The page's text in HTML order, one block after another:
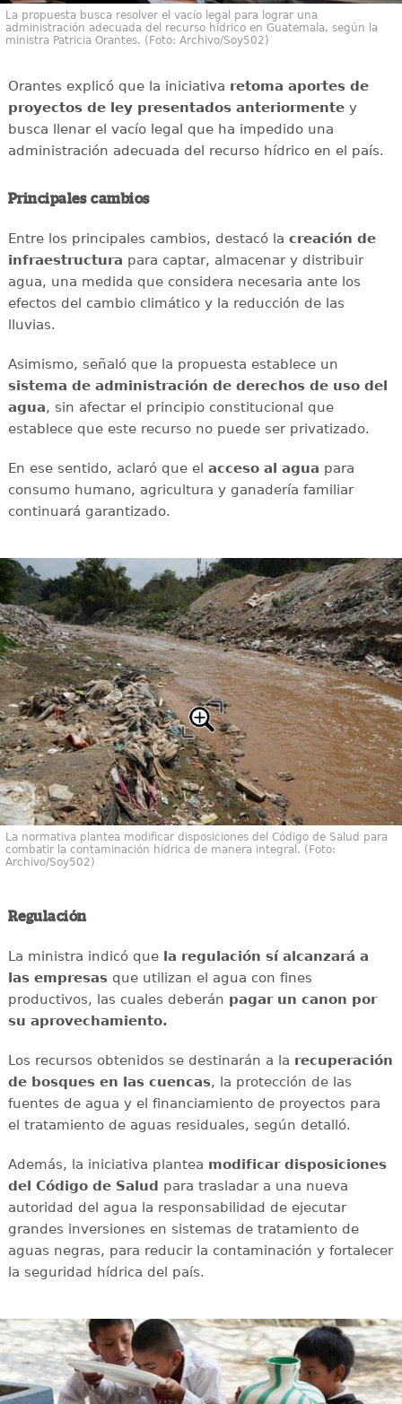
La propuesta busca resolver el vacío legal para lograr una
administración adecuada del recurso hídrico en Guatemala, según la
ministra Patricia Orantes. (Foto: Archivo/Soy502)
Orantes explicó que la iniciativa retoma aportes de
proyectos de ley presentados anteriormentey
busca llenar el vacío legal que ha impedido una
administración adecuada del recurso hídrico en el país.
Principales cambios
Entre los principales cambios, destacó la creación de
infraestructura para captar, almacenar y distribuir
agua, una medida que considera necesaria ante los
efectos del cambio climático y la reducción de las
lluvias.
Asimismo, señaló que la propuesta establece un
sistema de administración de derechos de uso del
agua, sin afectar el principio constitucional que
establece que este recurso no puede ser privatizado.
En ese sentido, aclaró que el acceso al agua para
consumo humano, agricultura y ganadería familiar
continuará garantizado.
La normativa plantea modificar disposiciones del Código de Salud para
combatir la contaminación hídrica de manera integral. (Foto:
Archivo/Soy502)
Regulación
La ministra indicó que la regulación sí alcanzará a
las empresasque utilizan el agua con fines
productivos, las cuales deberán pagar un canon por
su aprovechamiento.
Los recursos obtenidos se destinarán a la recuperación
de bosques en las cuencas, la protección de las
fuentes de agua y el financiamiento de proyectos para
el tratamiento de aguas residuales, según detalló.
Además, la iniciativa plantea modificar disposiciones
del Código de Salud para trasladar a una nueva
autoridad del agua la responsabilidad de ejecutar
grandes inversiones en sistemas de tratamiento de
aguas negras, para reducir la contaminación y fortalecer
la seguridad hídrica del país.